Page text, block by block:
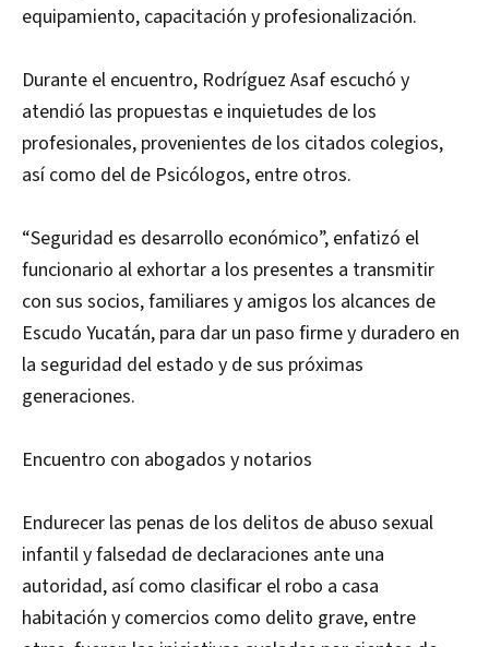
equipamiento, capacitación y profesionalización.
Durante el encuentro, Rodríguez Asaf escuchó y
atendió las propuestas e inquietudes de los
profesionales, provenientes de los citados colegios,
así como del de Psicólogos, entre otros.
“Seguridad es desarrollo económico”, enfatizó el
funcionario al exhortar a los presentes a transmitir
con sus socios, familiares y amigos los alcances de
Escudo Yucatán, para dar un paso firme y duradero en
la seguridad del estado y de sus próximas
generaciones.
Encuentro con abogados y notarios
Endurecer las penas de los delitos de abuso sexual
infantil y falsedad de declaraciones ante una
autoridad, así como clasificar el robo a casa
habitación y comercios como delito grave, entre